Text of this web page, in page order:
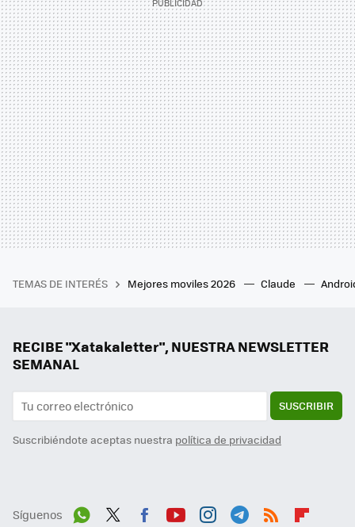
TEMAS DE INTERÉS Mejores moviles 2026 Claude
RECIBE "Xatakaletter", NUESTRA NEWSLETTER
SEMANAL
SUSCRIBIR
Suscribiéndote aceptas nuestra política de privacidad
Síguenos